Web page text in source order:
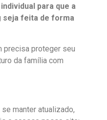
para que a
seja feita de forma
precisa proteger seu
da família com
manter atualizado,